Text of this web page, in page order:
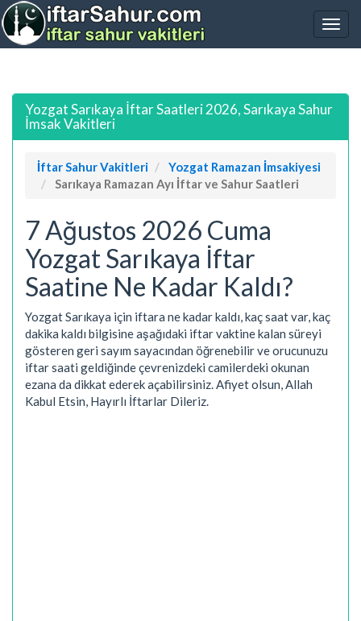
Yozgat Sarıkaya İftar Saatleri 2026, Sarıkaya Sahur
İmsak Vakitleri
İftar Sahur Vakitleri
Yozgat Ramazan İmsakiyesi
Sarıkaya Ramazan Ayı İftar ve Sahur Saatleri
7 Ağustos 2026 Cuma
Yozgat Sarıkaya İftar
Saatine Ne Kadar Kaldı?
Yozgat Sarıkaya için iftara ne kadar kaldı, kaç saat var, kaç
dakika kaldı bilgisine aşağıdaki iftar vaktine kalan süreyi
gösteren geri sayım sayacından öğrenebilir ve orucunuzu
iftar saati geldiğinde çevrenizdeki camilerdeki okunan
ezana da dikkat ederek açabilirsiniz. Afiyet olsun, Allah
Kabul Etsin, Hayırlı İftarlar Dileriz.